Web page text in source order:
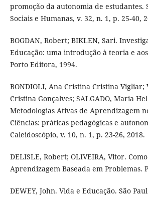
promoção da autonomia de estudantes.
Sociais e Humanas, v. 32, n. 1, p. 25-40,
BOGDAN, Robert; BIKLEN, Sari.
Educação: uma introdução à teoria e
Porto Editora, 1994.
BONDIOLI, Ana Cristina Cristina Vigliar;
Cristina Gonçalves; SALGADO, Maria
Metodologias Ativas de Aprendizagem
Ciências: práticas pedagógicas e
Caleidoscópio, v. 10, n. 1, p. 23-26, 2018.
DELISLE, Robert; OLIVEIRA, Vitor.
Aprendizagem Baseada em Problemas.
DEWEY, John. Vida e Educação. São